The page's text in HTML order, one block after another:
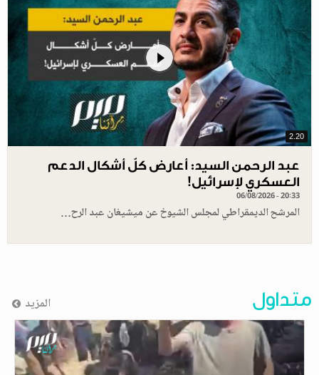
2.20
عبد الرحمن السيد: أعارض كلّ أشكال الدعم
العسكري لإسرائيل!
06/08/2026 - 20:33
المرشح الديمقراطي لمجلس الشيوخ عن ميشيغان عبد الرح…
متداول المزيد